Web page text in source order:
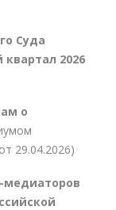
Суда
2026
о
29.04.2026)
медиаторов